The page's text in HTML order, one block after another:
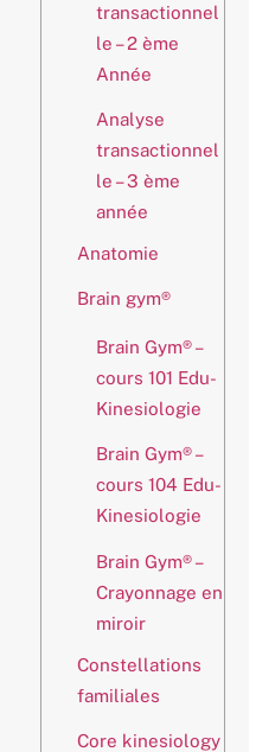
transactionnel
le – 2 ème
Année
Analyse
transactionnel
le – 3 ème
année
Anatomie
Brain gym®
Brain Gym® –
cours 101 Edu-
Kinesiologie
Brain Gym® –
cours 104 Edu-
Kinesiologie
Brain Gym® –
Crayonnage en
miroir
Constellations
familiales
Core kinesiology